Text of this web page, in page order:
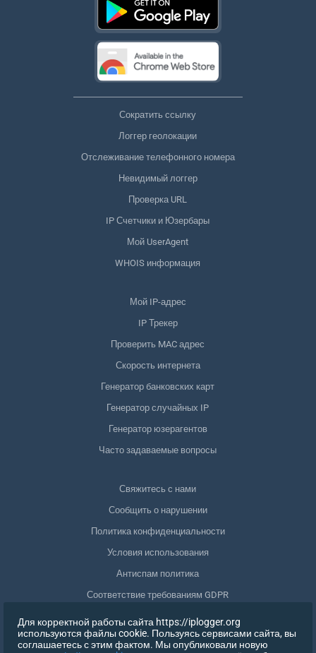
Сократить ссылку
Логгер геолокации
Отслеживание телефонного номера
Невидимый логгер
Проверка URL
IP Счетчики и Юзербары
Мой UserAgent
WHOIS информация
Мой IP-адрес
IP Трекер
Проверить MAC адрес
Скорость интернета
Генератор банковских карт
Генератор случайных IP
Генератор юзерагентов
Часто задаваемые вопросы
Свяжитесь с нами
Сообщить о нарушении
Политика конфиденциальности
Условия использования
Антиспам политика
Соответствие требованиям GDPR
Удалить мои данные
Отозвать согласие
Для корректной работы сайта https://iplogger.org
используются файлы cookie. Пользуясь сервисами сайта, вы
соглашаетесь с этим фактом. Мы опубликовали новую